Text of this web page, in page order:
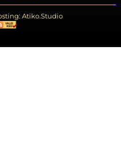
Atiko.Studio